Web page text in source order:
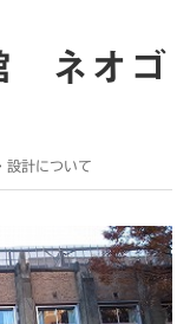
ネオゴ
設計について